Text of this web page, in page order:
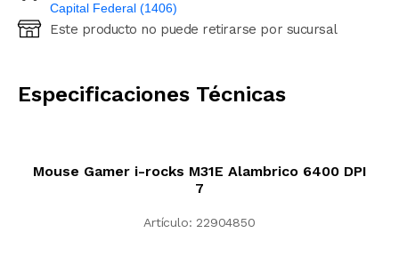
Capital Federal (1406)
Ingresá código postal (sólo números)
Este producto no puede retirarse por sucursal
Especificaciones Técnicas
Mouse Gamer i-rocks M31E Alambrico 6400 DPI
7
Artículo: 22904850